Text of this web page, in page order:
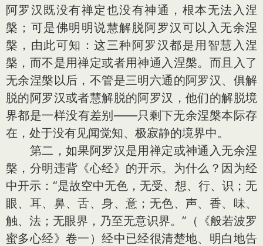
阿罗汉既没有禅定也没有神通，根本无法入涅
槃；可是佛明明说慧解脱阿罗汉可以入无余涅
槃，由此可知：这三种阿罗汉都是用智慧入涅
槃，而不是用禅定或者用神通入涅槃。而且入了
无余涅槃以后，不管是三明六通的阿罗汉、俱解
脱的阿罗汉或者慧解脱的阿罗汉，他们的解脱境
界都是一样没有差别——只剩下无余涅槃本际存
在，处于没有见闻觉知、极寂静的境界中。
第二，如果阿罗汉是用禅定或神通入无余涅
槃，分明违背《心经》的开示。为什么？因为经
中开示：“是故空中无色，无受、想、行、识；无
眼、耳、鼻、舌、身、意；无色、声、香、味、
触、法；无眼界，乃至无意识界。”（《般若波罗
蜜多心经》卷一）经中已经很清楚地、明白地告